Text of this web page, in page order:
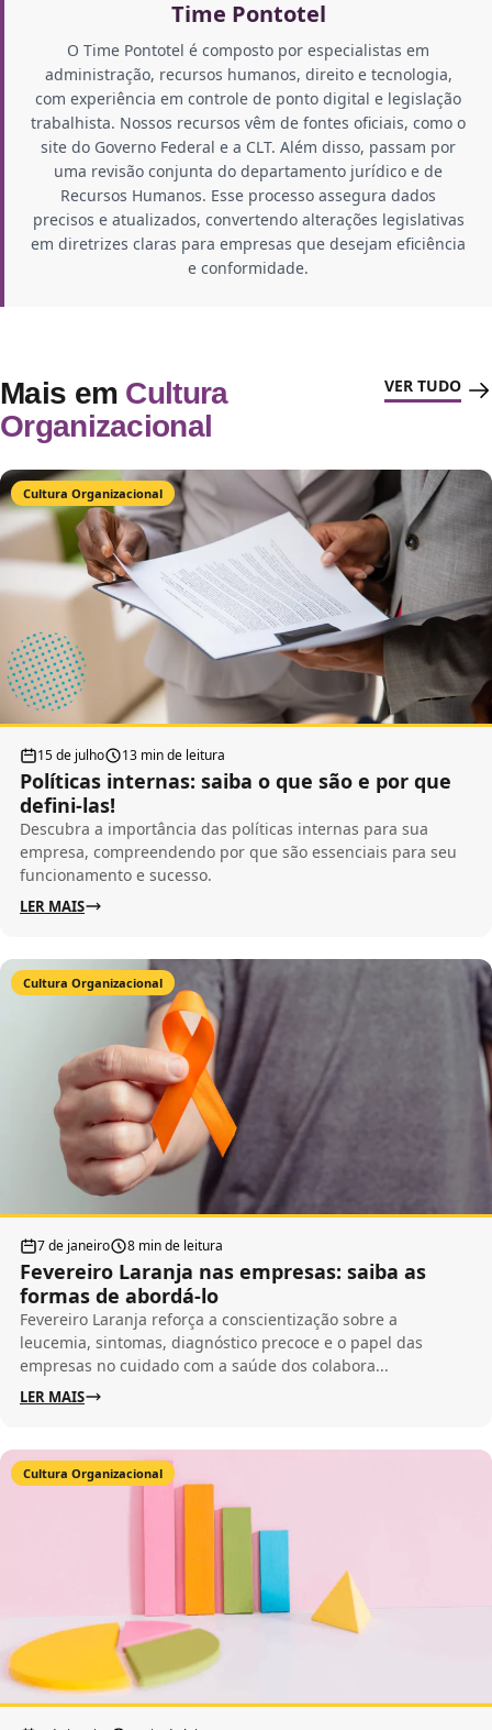
Time Pontotel
O Time Pontotel é composto por especialistas em
administração, recursos humanos, direito e tecnologia,
com experiência em controle de ponto digital e legislação
trabalhista. Nossos recursos vêm de fontes oficiais, como o
site do Governo Federal e a CLT. Além disso, passam por
uma revisão conjunta do departamento jurídico e de
Recursos Humanos. Esse processo assegura dados
precisos e atualizados, convertendo alterações legislativas
em diretrizes claras para empresas que desejam eficiência
e conformidade.
Mais em Cultura
Organizacional
VER TUDO
Cultura Organizacional
15 de julho 13 min de leitura
Políticas internas: saiba o que são e por que
defini-las!
Descubra a importância das políticas internas para sua
empresa, compreendendo por que são essenciais para seu
funcionamento e sucesso.
LER MAIS
Cultura Organizacional
7 de janeiro 8 min de leitura
Fevereiro Laranja nas empresas: saiba as
formas de abordá-lo
Fevereiro Laranja reforça a conscientização sobre a
leucemia, sintomas, diagnóstico precoce e o papel das
empresas no cuidado com a saúde dos colabora...
LER MAIS
Cultura Organizacional